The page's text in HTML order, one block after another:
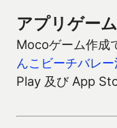
アプリゲー
Mocoゲーム作成
んこビーチバレー
Play 及び App